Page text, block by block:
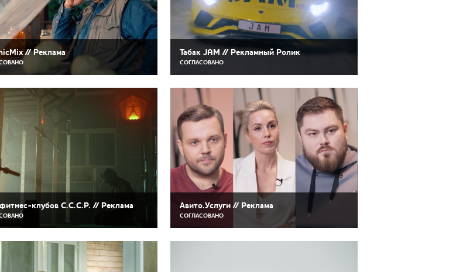
// Реклама Табак JAM // Рекламный Ролик
СОГЛАСОВАНО
клубов С.С.С.Р. // Реклама Авито.Услуги // Реклама
СОГЛАСОВАНО